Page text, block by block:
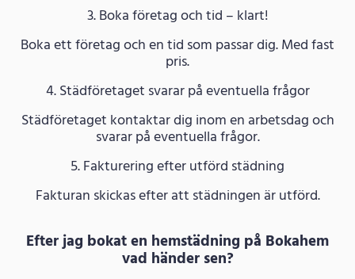
3. Boka företag och tid – klart!
Boka ett företag och en tid som passar dig. Med fast
pris.
4. Städföretaget svarar på eventuella frågor
Städföretaget kontaktar dig inom en arbetsdag och
svarar på eventuella frågor.
5. Fakturering efter utförd städning
Fakturan skickas efter att städningen är utförd.
Efter jag bokat en hemstädning på Bokahem
vad händer sen?